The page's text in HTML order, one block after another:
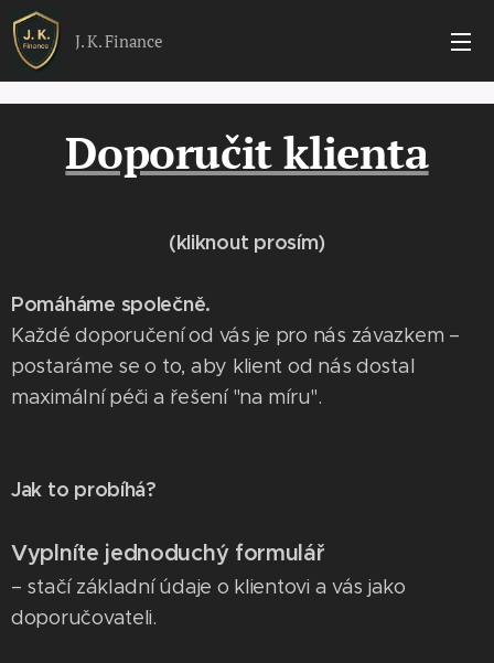
J. K. Finance
Doporučit klienta
(kliknout prosím)
Pomáháme společně.
Každé doporučení od vás je pro nás závazkem –
postaráme se o to, aby klient od nás dostal
maximální péči a řešení "na míru".
Jak to probíhá?
Vyplníte jednoduchý formulář
– stačí základní údaje o klientovi a vás jako
doporučovateli.